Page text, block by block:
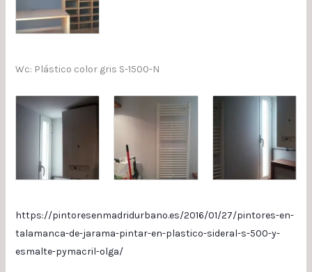
Wc: Plástico color gris S-1500-N
https://pintoresenmadridurbano.es/2016/01/27/pintores-en-
talamanca-de-jarama-pintar-en-plastico-sideral-s-500-y-
esmalte-pymacril-olga/